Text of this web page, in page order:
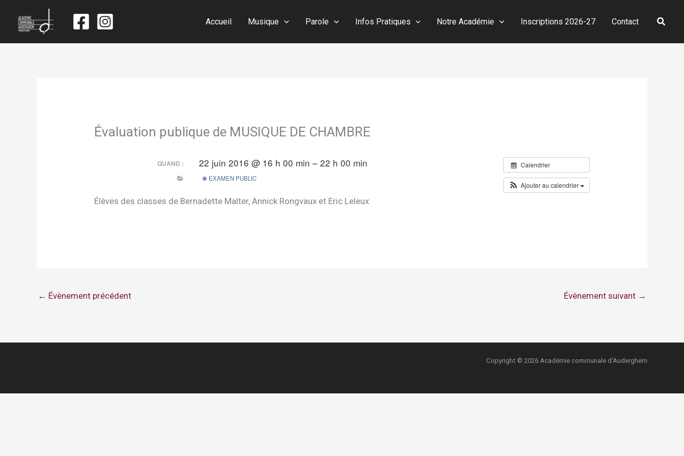
Accueil Musique Parole Infos Pratiques Notre Académie Inscriptions 2026-27 Contact
Évaluation publique de MUSIQUE DE CHAMBRE
Calendrier
Ajouter au calendrier
QUAND : 22 juin 2016 @ 16 h 00 min – 22 h 00 min
EXAMEN PUBLIC
Élèves des classes de Bernadette Malter, Annick Rongvaux et Eric Leleux
← Évènement précédent Évènement suivant →
Copyright © 2026 Académie communale d'Auderghem